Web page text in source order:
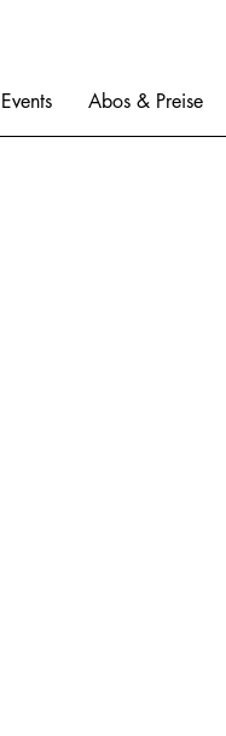
Events Abos & Preise